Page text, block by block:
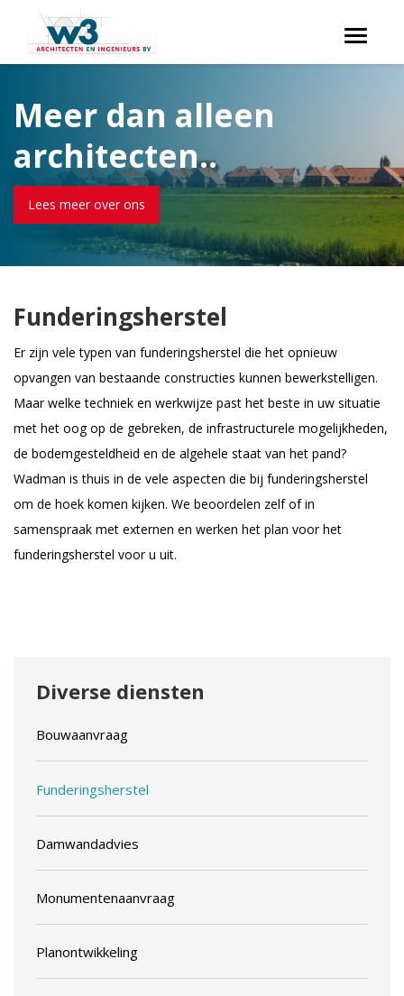
Toggle
Meer dan alleen
architecten..
Lees meer over ons
Funderingsherstel
Er zijn vele typen van funderingsherstel die het opnieuw
opvangen van bestaande constructies kunnen bewerkstelligen.
Maar welke techniek en werkwijze past het beste in uw situatie
met het oog op de gebreken, de infrastructurele mogelijkheden,
de bodemgesteldheid en de algehele staat van het pand?
Wadman is thuis in de vele aspecten die bij funderingsherstel
om de hoek komen kijken. We beoordelen zelf of in
samenspraak met externen en werken het plan voor het
funderingsherstel voor u uit.
Diverse diensten
Bouwaanvraag
Funderingsherstel
Damwandadvies
Monumentenaanvraag
Planontwikkeling